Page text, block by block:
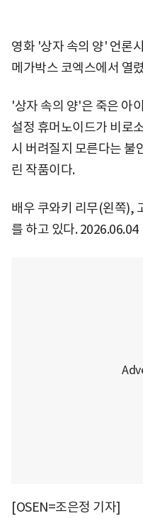
영화 '상자 속의 양' 언론
메가박스 코엑스에서 열
'상자 속의 양'은 죽은 아
설정 휴머노이드가 비로
시 버려질지 모른다는 불
린 작품이다.
배우 쿠와키 리무(왼쪽),
를 하고 있다. 2026.06.04
[OSEN=조은정 기자]